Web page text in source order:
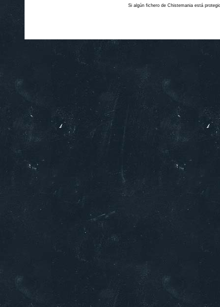
Si algún fichero de Chistemania está